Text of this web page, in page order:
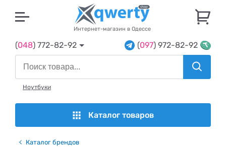
Интернет-магазин в Одессе
(048) 772-82-92 (097) 972-82-92
Ноутбуки
Каталог товаров
Каталог брендов